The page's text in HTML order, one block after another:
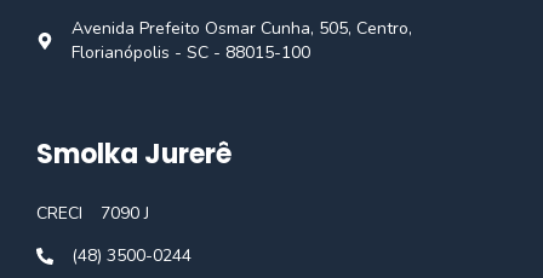
Avenida Prefeito Osmar Cunha, 505, Centro,
Florianópolis - SC - 88015-100
Smolka Jurerê
CRECI
7090 J
(48) 3500-0244